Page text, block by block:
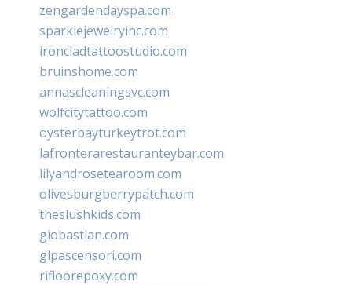
zengardendayspa.com
sparklejewelryinc.com
ironcladtattoostudio.com
bruinshome.com
annascleaningsvc.com
wolfcitytattoo.com
oysterbayturkeytrot.com
lafronterarestauranteybar.com
lilyandrosetearoom.com
olivesburgberrypatch.com
theslushkids.com
giobastian.com
glpascensori.com
rifloorepoxy.com